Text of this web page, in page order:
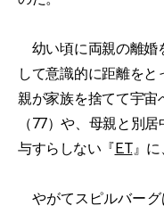
幼い頃に両親の離婚
して意識的に距離を
親が家族を捨てて宇宙
（77）や、母親と別
与すらしない『E.T.』に
やがてスピルバーグ